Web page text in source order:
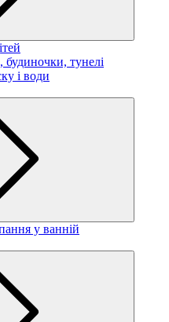
будиночки, тунелі
і води
у ванній